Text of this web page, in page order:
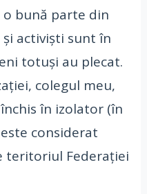
o bună parte din
activiști sunt în
totuși au plecat.
colegul meu,
în izolator (în
considerat
teritoriul Federației